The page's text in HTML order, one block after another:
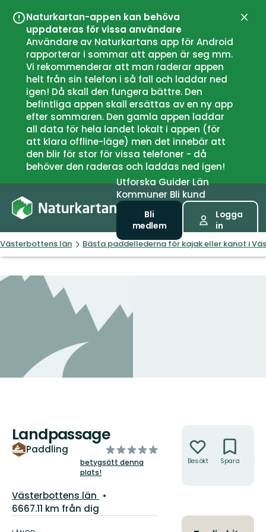
Naturkartan-appen kan behöva
uppdateras för vissa användare
Användare av Naturkartans app för Android
rapporterar i sommar att appen är seg mm.
Vi rekommenderar att man raderar appen
helt från sin telefon i så fall och laddar ned
igen! Då skall den fungera bättre. Den
befintliga appen skall ersättas av en ny app
efter sommaren. Den gamla appen laddar
all data för hela landet lokalt i appen (för
att klara offline-läge) men det innebär att
den blir för stor för vissa telefoner - då
behöver den raderas och laddas ned igen!
UtforskaGuiderLän
Kommuner Bli kund
Bli
medlem
Logga
in
Västerbottens län Bästa paddellederna för kajak eller kanot i
Landpassage
Paddling
av
5
betygsätt denna
plats!
Län:
Västerbottens län
6667.11 km från dig
Besökt Spara